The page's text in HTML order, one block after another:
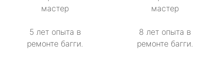
мастер
5 лет опыта в
ремонте багги.
мастер
8 лет опыта в
ремонте багги.